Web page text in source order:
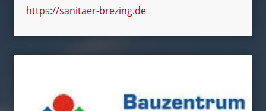
https://sanitaer-brezing.de